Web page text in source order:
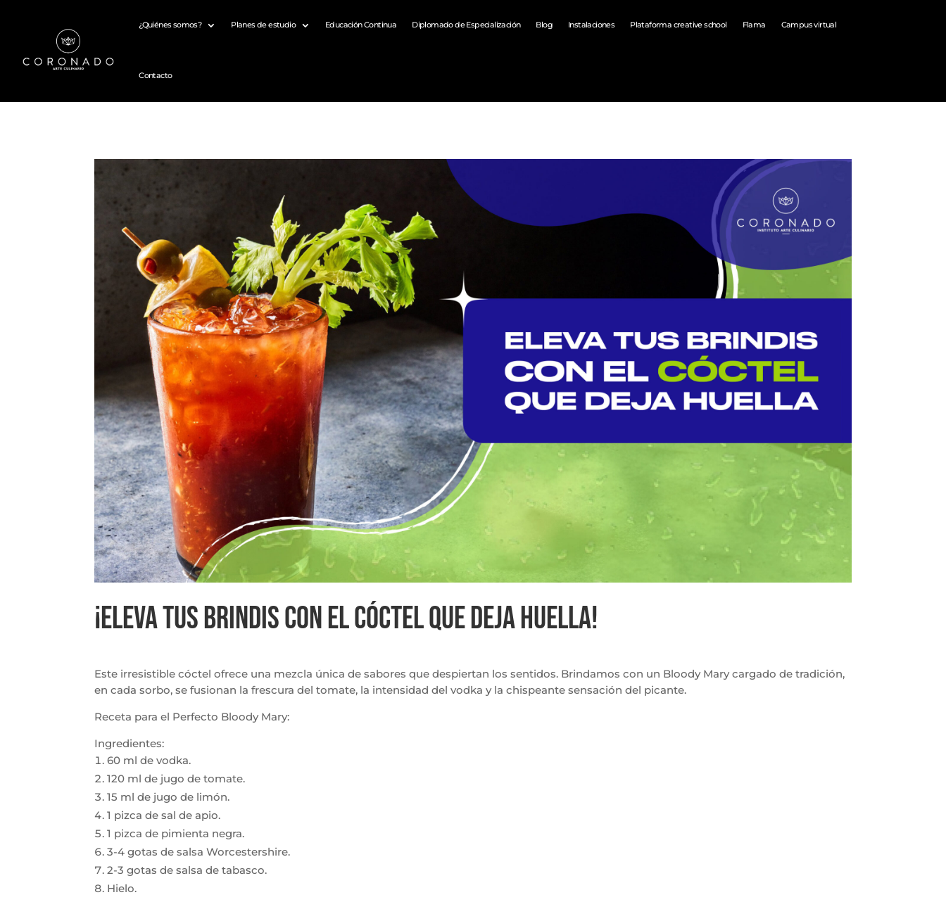
¿Quiénes somos? Planes de estudio Educación Continua Diplomado de Especialización Blog Instalaciones Plataforma creative school Flama Campus virtual
Contacto
¡ELEVA TUS BRINDIS CON EL CÓCTEL QUE DEJA HUELLA!
Este irresistible cóctel ofrece una mezcla única de sabores que despiertan los sentidos. Brindamos con un Bloody Mary cargado de tradición,
en cada sorbo, se fusionan la frescura del tomate, la intensidad del vodka y la chispeante sensación del picante.
Receta para el Perfecto Bloody Mary:
Ingredientes:
60 ml de vodka.
120 ml de jugo de tomate.
15 ml de jugo de limón.
1 pizca de sal de apio.
1 pizca de pimienta negra.
3-4 gotas de salsa Worcestershire.
2-3 gotas de salsa de tabasco.
Hielo.